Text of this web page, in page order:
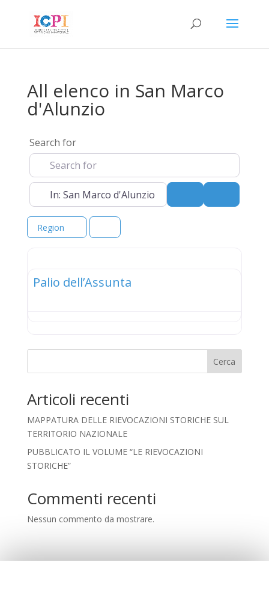
All elenco in San Marco
d'Alunzio
Search for
Near
Region
Palio dell’Assunta
Cerca
Articoli recenti
MAPPATURA DELLE RIEVOCAZIONI STORICHE SUL
TERRITORIO NAZIONALE
PUBBLICATO IL VOLUME “LE RIEVOCAZIONI
STORICHE”
Commenti recenti
Nessun commento da mostrare.